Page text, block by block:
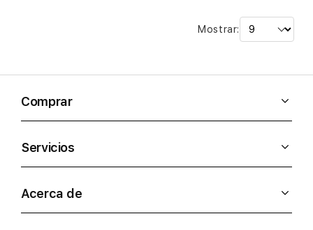
Mostrar:
Comprar
Servicios
Acerca de